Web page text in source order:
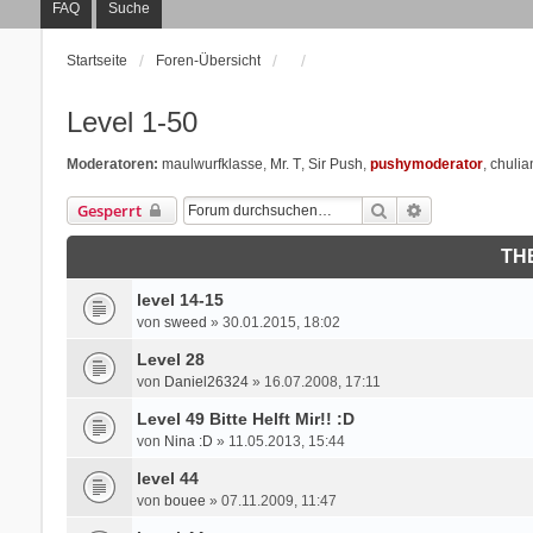
FAQ Suche
Startseite Foren-Übersicht
Level 1-50
Moderatoren: maulwurfklasse Mr. T, Sir Push pushymoderator,
Gesperrt Suche
level 14-15
von sweed » 30.01.2015, 18:02
Level 28
von Daniel26324» 16.07.2008, 17:11
Level 49 Bitte Helft Mir!! :D
von Nina :D » 11.05.2013, 15:44
level 44
von bouee » 07.11.2009, 11:47